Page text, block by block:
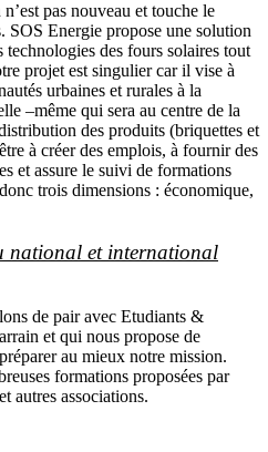
pas nouveau et touche le
SOS Energie propose une solution
des fours solaires tout
projet est singulier car il vise à
urbaines et rurales à la
–même qui sera au centre de la
des produits (briquettes et
à créer des emplois, à fournir des
et assure le suivi de formations
trois dimensions : économique,
national et international
de pair avec Etudiants &
et qui nous propose de
au mieux notre mission.
formations proposées par
autres associations.